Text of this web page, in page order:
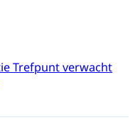
Trefpunt verwacht